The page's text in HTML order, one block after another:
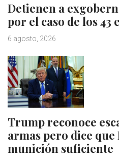
Detienen a
por el caso de los
6 agosto, 2026
Trump reconoce
armas pero dice que
munición suficiente